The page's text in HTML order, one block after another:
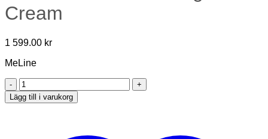
Cream
1 599.00 kr
MeLine
MeLine
Ethnic
Skin
Lägg till i varukorg